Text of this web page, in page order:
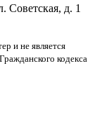
Советская, д. 1
и не является
кодекса